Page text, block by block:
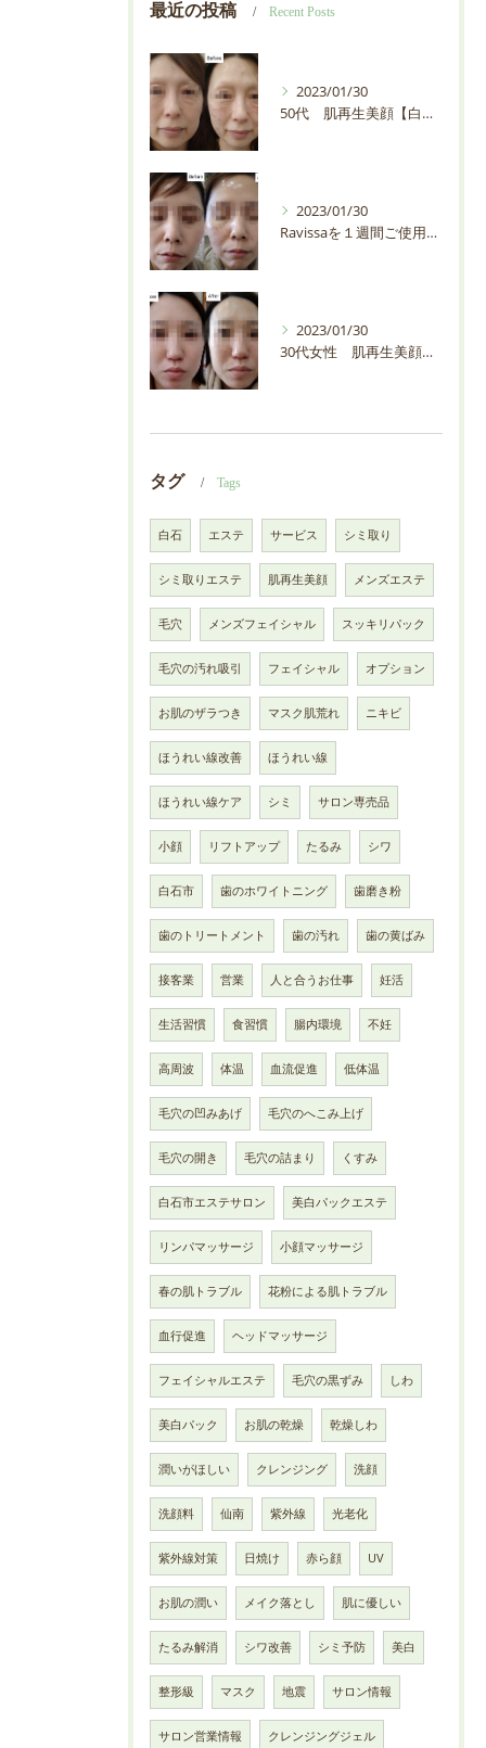
最近の投稿 Recent Posts
2023/01/30
50代 肌再生美顔【白石市・プライベートサロンEMIAS】
2023/01/30
Ravissaを１週間ご使用の30代お客様の輪郭が変わりすぎ【白石市・プライベートサロンEMIAS】
2023/01/30
30代女性 肌再生美顔【白石市・プライベートサロンEMIAS】
タグ Tags
白石 エステ サービス シミ取り
シミ取りエステ 肌再生美顔 メンズエステ
毛穴 メンズフェイシャル スッキリパック
毛穴の汚れ吸引 フェイシャル オプション
お肌のザラつき マスク肌荒れ ニキビ
ほうれい線改善 ほうれい線
ほうれい線ケア シミ サロン専売品
小顔 リフトアップ たるみ シワ
白石市 歯のホワイトニング 歯磨き粉
歯のトリートメント 歯の汚れ 歯の黄ばみ
接客業 営業 人と合うお仕事 妊活
生活習慣 食習慣 腸内環境 不妊
高周波 体温 血流促進 低体温
毛穴の凹みあげ 毛穴のへこみ上げ
毛穴の開き 毛穴の詰まり くすみ
白石市エステサロン 美白パックエステ
リンパマッサージ 小顔マッサージ
春の肌トラブル 花粉による肌トラブル
血行促進 ヘッドマッサージ
フェイシャルエステ 毛穴の黒ずみ しわ
美白パック お肌の乾燥 乾燥しわ
潤いがほしい クレンジング 洗顔
洗顔料 仙南 紫外線 光老化
紫外線対策 日焼け 赤ら顔 UV
お肌の潤い メイク落とし 肌に優しい
たるみ解消 シワ改善 シミ予防 美白
整形級 マスク 地震 サロン情報
サロン営業情報 クレンジングジェル